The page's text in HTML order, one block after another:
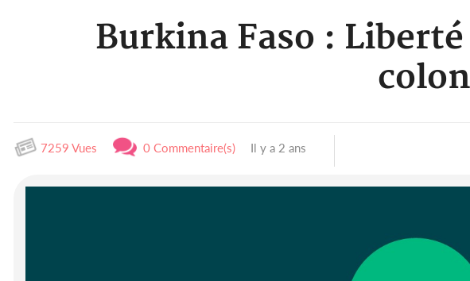
Burkina Faso :
7259 Vues 0 Commentaire(s) Il y a 2 ans